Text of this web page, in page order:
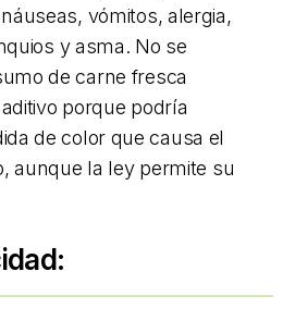
vómitos, alergia,
y asma. No se
de carne fresca
porque podría
de color que causa el
aunque la ley permite su